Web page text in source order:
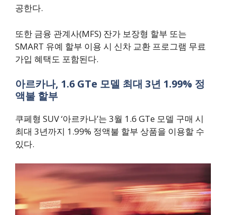
공한다.
또한 금융 관계사(MFS) 잔가 보장형 할부 또는
SMART 유예 할부 이용 시 신차 교환 프로그램 무료
가입 혜택도 포함된다.
아르카나, 1.6 GTe 모델 최대 3년 1.99% 정
액불 할부
쿠페형 SUV ‘아르카나’는 3월 1.6 GTe 모델 구매 시
최대 3년까지 1.99% 정액불 할부 상품을 이용할 수
있다.